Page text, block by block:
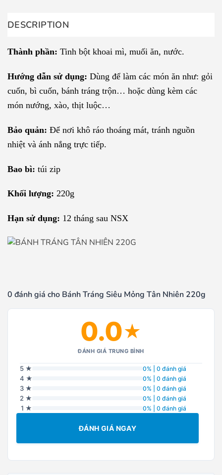
DESCRIPTION
Thành phần: Tinh bột khoai mì, muối ăn, nước.
Hướng dẫn sử dụng: Dùng để làm các món ăn như: gỏi
cuốn, bì cuốn, bánh tráng trộn… hoặc dùng kèm các
món nướng, xào, thịt luộc…
Bảo quản: Để nơi khô ráo thoáng mát, tránh nguồn
nhiệt và ánh nắng trực tiếp.
Bao bì: túi zip
Khối lượng: 220g
Hạn sử dụng: 12 tháng sau NSX
0 đánh giá cho Bánh Tráng Siêu Mỏng Tân Nhiên 220g
0.0★
ĐÁNH GIÁ TRUNG BÌNH
5 ★ 0% | 0 đánh giá
4 ★ 0% | 0 đánh giá
3 ★ 0% | 0 đánh giá
2 ★ 0% | 0 đánh giá
1 ★ 0% | 0 đánh giá
ĐÁNH GIÁ NGAY